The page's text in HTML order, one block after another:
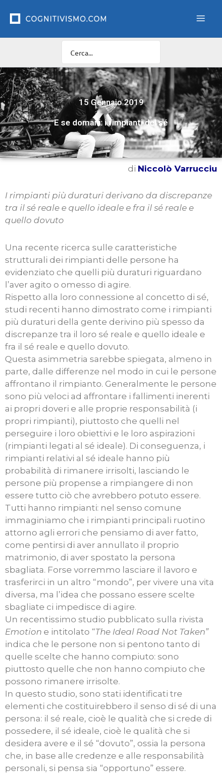
15 Gennaio 2019
E se domani: i rimpianti del sé
di Niccolò Varrucciu
I rimpianti più duraturi derivano da discrepanze
tra il sé reale e quello ideale e fra il sé reale e
quello dovuto
Una recente ricerca sulle caratteristiche
strutturali dei rimpianti delle persone ha
evidenziato che quelli più duraturi riguardano
l’aver agito o omesso di agire.
Rispetto alla loro connessione al concetto di sé,
studi recenti hanno dimostrato come i rimpianti
più duraturi della gente derivino più spesso da
discrepanze tra il loro sé reale e quello ideale e
fra il sé reale e quello dovuto.
Questa asimmetria sarebbe spiegata, almeno in
parte, dalle differenze nel modo in cui le persone
affrontano il rimpianto. Generalmente le persone
sono più veloci ad affrontare i fallimenti inerenti
ai propri doveri e alle proprie responsabilità (i
propri rimpianti), piuttosto che quelli nel
perseguire i loro obiettivi e le loro aspirazioni
(rimpianti legati al sé ideale). Di conseguenza, i
rimpianti relativi al sé ideale hanno più
probabilità di rimanere irrisolti, lasciando le
persone più propense a rimpiangere di non
essere tutto ciò che avrebbero potuto essere.
Tutti hanno rimpianti: nel senso comune
immaginiamo che i rimpianti principali ruotino
attorno agli errori che pensiamo di aver fatto,
come pentirsi di aver annullato il proprio
matrimonio, di aver spostato la persona
sbagliata. Forse vorremmo lasciare il lavoro e
trasferirci in un altro “mondo”, per vivere una vita
diversa, ma l’idea che possano essere scelte
sbagliate ci impedisce di agire.
Un recentissimo studio pubblicato sulla rivista
Emotion e intitolato “The Ideal Road Not Taken”
indica che le persone non si pentono tanto di
quelle scelte che hanno compiuto: sono
piuttosto quelle che non hanno compiuto che
possono rimanere irrisolte.
In questo studio, sono stati identificati tre
elementi che costituirebbero il senso di sé di una
persona: il sé reale, cioè le qualità che si crede di
possedere, il sé ideale, cioè le qualità che si
desidera avere e il sé “dovuto”, ossia la persona
che, in base alle credenze e alle responsabilità
personali, si pensa sia “opportuno” essere.